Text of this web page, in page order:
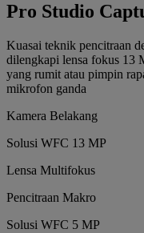
Pro Studio
Kuasai teknik pencitraan
dilengkapi lensa fokus 13
yang rumit atau pimpin
mikrofon ganda
Kamera Belakang
Solusi WFC 13 MP
Lensa Multifokus
Pencitraan Makro
Solusi WFC 5 MP